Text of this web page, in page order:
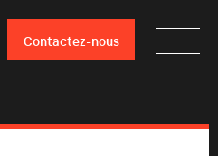
Contactez-nous